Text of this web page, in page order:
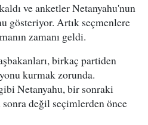
ve anketler Netanyahu'nun
gösteriyor. Artık seçmenlere
zamanı geldi.
birkaç partiden
kurmak zorunda.
Netanyahu, bir sonraki
değil seçimlerden önce